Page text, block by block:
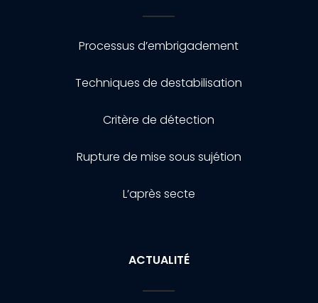
Processus d’embrigadement
Techniques de destabilisation
Critère de détection
Rupture de mise sous sujétion
L’après secte
ACTUALITÉ